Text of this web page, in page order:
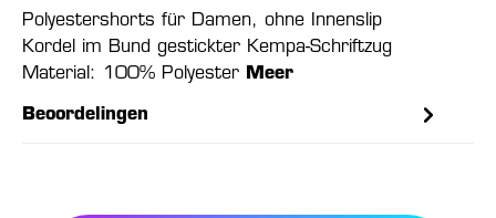
Polyestershorts für Damen, ohne Innenslip
Kordel im Bund gestickter Kempa-Schriftzug
Material: 100% Polyester Meer
Beoordelingen